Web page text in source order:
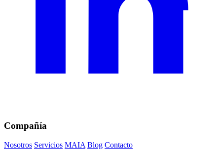
Compañía
Nosotros Servicios MAIA Blog Contacto